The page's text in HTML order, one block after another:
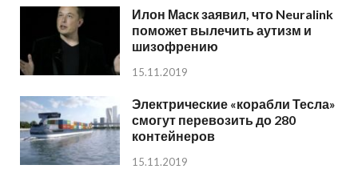
Илон Маск заявил, что Neuralink
поможет вылечить аутизм и
шизофрению
15.11.2019
Электрические «корабли Тесла»
смогут перевозить до 280
контейнеров
15.11.2019